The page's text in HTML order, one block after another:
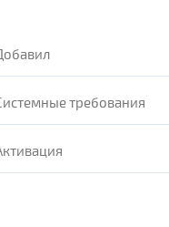
требования